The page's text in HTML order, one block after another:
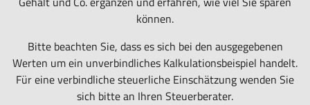
für
Leasen
von
E-
können.
Bitte beachten Sie, dass es sich bei den ausgegebenen
Werten um ein unverbindliches Kalkulationsbeispiel handelt.
Für eine verbindliche steuerliche Einschätzung wenden Sie
sich bitte an Ihren Steuerberater.